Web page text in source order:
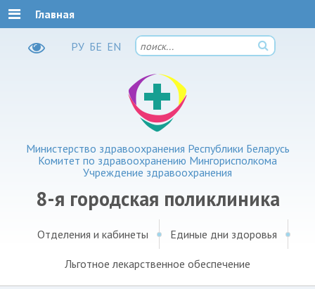
РУ БЕ EN
Министерство здравоохранения Республики Беларусь
Комитет по здравоохранению Мингорисполкома
Учреждение здравоохранения
8-я городская поликлиника
Главная
Отделения и кабинеты Единые дни здоровья
Льготное лекарственное обеспечение